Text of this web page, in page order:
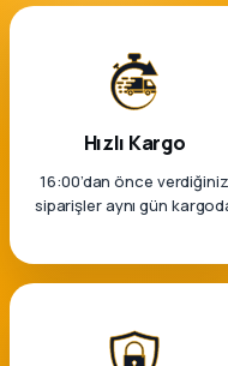
Hızlı Kargo
16:00’dan önce verdiğiniz
siparişler aynı gün